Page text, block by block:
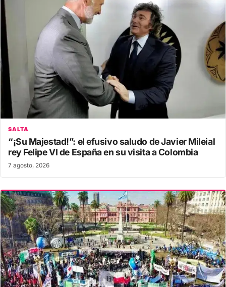
SALTA
“¡Su Majestad!”: el efusivo saludo de Javier Mileial
rey Felipe VI de España en su visita a Colombia
7 agosto, 2026